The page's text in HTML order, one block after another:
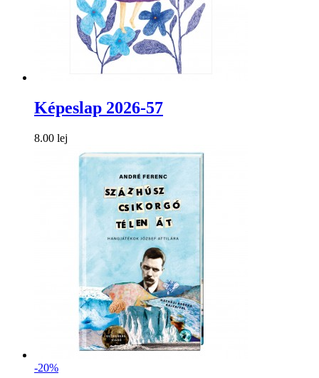
Képeslap 2026-57
8.00 lej
-20%